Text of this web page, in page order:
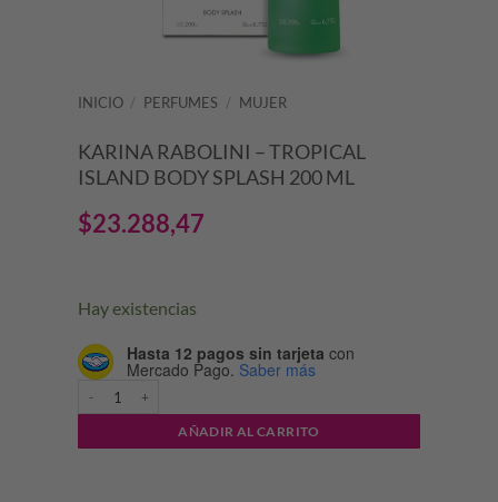
INICIO / PERFUMES / MUJER
KARINA RABOLINI – TROPICAL
ISLAND BODY SPLASH 200 ML
$23.288,47
Hay existencias
Hasta 12 pagos sin tarjeta con
Mercado Pago. Saber más
AÑADIR AL CARRITO